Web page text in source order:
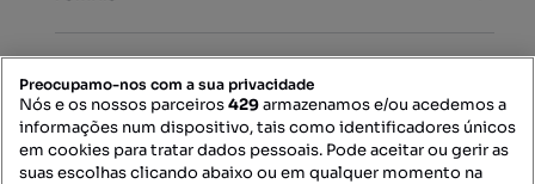
Contacte-nos
Preocupamo-nos com a sua privacidade
Nós e os nossos parceiros429armazenamos e/ou acedemos a
informações num dispositivo, tais como identificadores únicos
em cookies para tratar dados pessoais. Pode aceitar ou gerir as
suas escolhas clicando abaixo ou em qualquer momento na